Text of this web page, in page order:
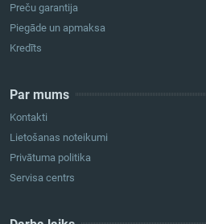
Preču garantija
Piegāde un apmaksa
Kredīts
Par mums
Kontakti
Lietošanas noteikumi
Privātuma politika
Servisa centrs